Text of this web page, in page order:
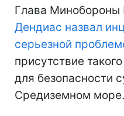
Глава Минобороны
Дендиас назвал
серьезной
присутствие
для безопасности
Средиземном море.